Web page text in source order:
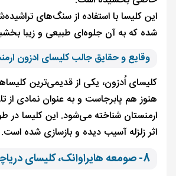
این کلیسا با استفاده از سنگ‌های
شده که به آن جلوه‌ای طبیعی و زیبا
وقایع و حقایق جالب کلیسای ادزون
کلیسای اُدزون، یکی از قدیمی‌ترین
هنوز هم پابرجاست و به عنوان نمادی از
ارمنستان شناخته می‌شود. این کلیسا در
اثر زلزله آسیب دیده و بازسازی شده است.
8- صومعه هایراوانک، کلیسای دریاچه سوان